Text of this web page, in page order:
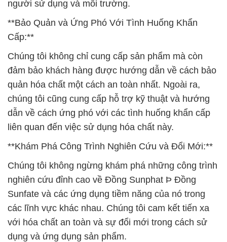
người sử dụng và môi trường.
**Bảo Quản và Ứng Phó Với Tình Huống Khẩn
Cấp:**
Chúng tôi không chỉ cung cấp sản phẩm mà còn
đảm bảo khách hàng được hướng dẫn về cách bảo
quản hóa chất một cách an toàn nhất. Ngoài ra,
chúng tôi cũng cung cấp hỗ trợ kỹ thuật và hướng
dẫn về cách ứng phó với các tình huống khẩn cấp
liên quan đến việc sử dụng hóa chất này.
**Khám Phá Công Trình Nghiên Cứu và Đổi Mới:**
Chúng tôi không ngừng khám phá những công trình
nghiên cứu đỉnh cao về Đồng Sunphat Þ Đồng
Sunfate và các ứng dụng tiềm năng của nó trong
các lĩnh vực khác nhau. Chúng tôi cam kết tiến xa
với hóa chất an toàn và sự đổi mới trong cách sử
dụng và ứng dụng sản phẩm.